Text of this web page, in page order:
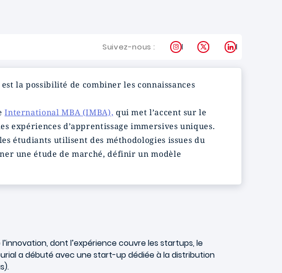
Suivez-nous : Instagram
X LinkedIn
la possibilité de combiner les connaissances
International MBA (IMBA), qui met l’accent sur le
expériences d’apprentissage immersives uniques.
étudiants utilisent des méthodologies issues du
une étude de marché, définir un modèle
dont l’expérience couvre les startups, le
a débuté avec une start-up dédiée à la distribution